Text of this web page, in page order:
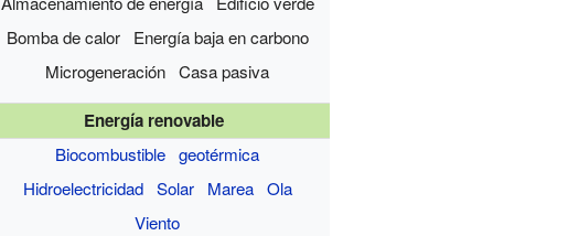
Bomba de calor
Energía baja en carbono
Microgeneración Casa pasiva
Energía renovable
Biocombustible geotérmica
Hidroelectricidad Solar Marea Ola
Viento